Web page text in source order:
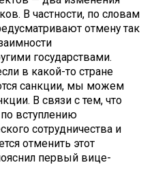
В частности, по словам
отмену так
государствами.
в какой-то стране
санкции, мы можем
В связи с тем, что
вступлению
сотрудничества и
отменить этот
первый вице-